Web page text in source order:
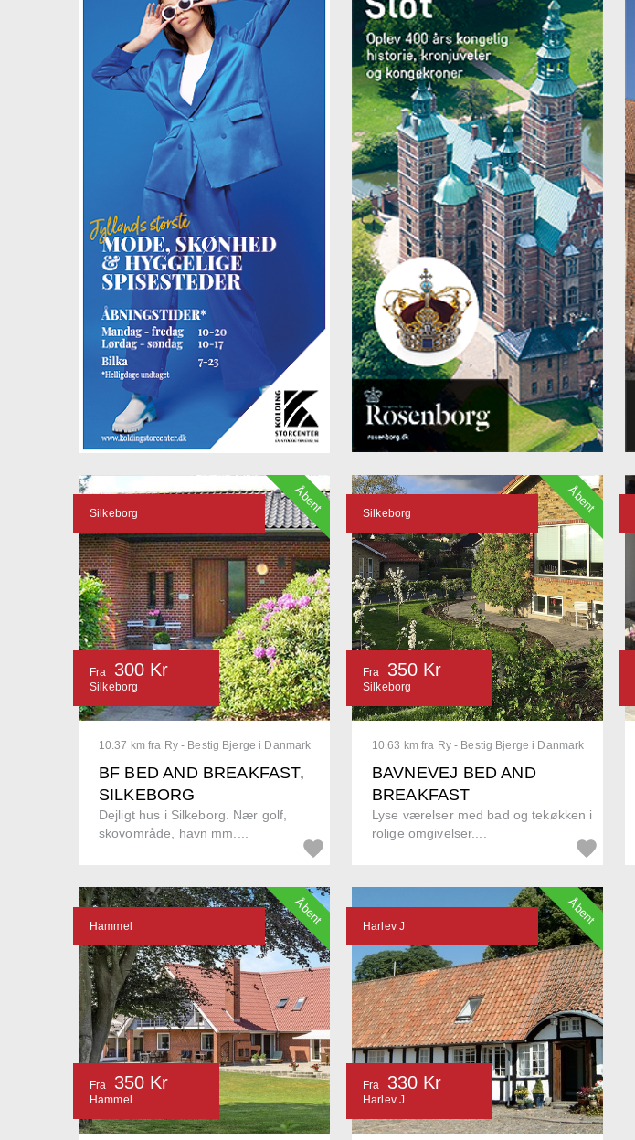
10.37 km fra Ry - Bestig Bjerge i Danmark
BF BED AND BREAKFAST,
SILKEBORG
Dejligt hus i Silkeborg. Nær golf,
skovområde, havn mm....
Silkeborg
Fra 300 Kr
Silkeborg
Åbent
10.63 km fra Ry - Bestig Bjerge i Danmark
BAVNEVEJ BED AND
BREAKFAST
Lyse værelser med bad og tekøkken i
rolige omgivelser....
Silkeborg
Fra 350 Kr
Silkeborg
Åbent
Hammel
Fra 350 Kr
Hammel
Åbent Harlev J
Fra 330 Kr
Harlev J
Åbent